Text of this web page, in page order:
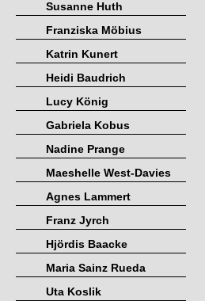
Susanne Huth
Franziska Möbius
Katrin Kunert
Heidi Baudrich
Lucy König
Gabriela Kobus
Nadine Prange
Maeshelle West-Davies
Agnes Lammert
Franz Jyrch
Hjördis Baacke
Maria Sainz Rueda
Uta Koslik